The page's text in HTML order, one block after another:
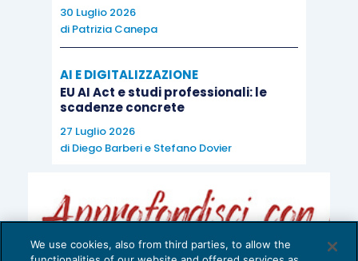
30 Luglio 2026
di Patrizia Canepa
AI E DIGITALIZZAZIONE
EU AI Act e studi professionali: le
scadenze concrete
27 Luglio 2026
di Diego Barberie Stefano Dovier
We use cookies, also from third parties, to allow the